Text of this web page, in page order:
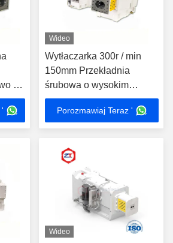
13
'
Wideo
Wytłaczarka 300r / min
150mm Przekładnia
śrubowa o wysokim
momencie obrotowym
Skrzynia biegów z
silnikiem podróżnym
Porozmawiaj Teraz '
Wideo